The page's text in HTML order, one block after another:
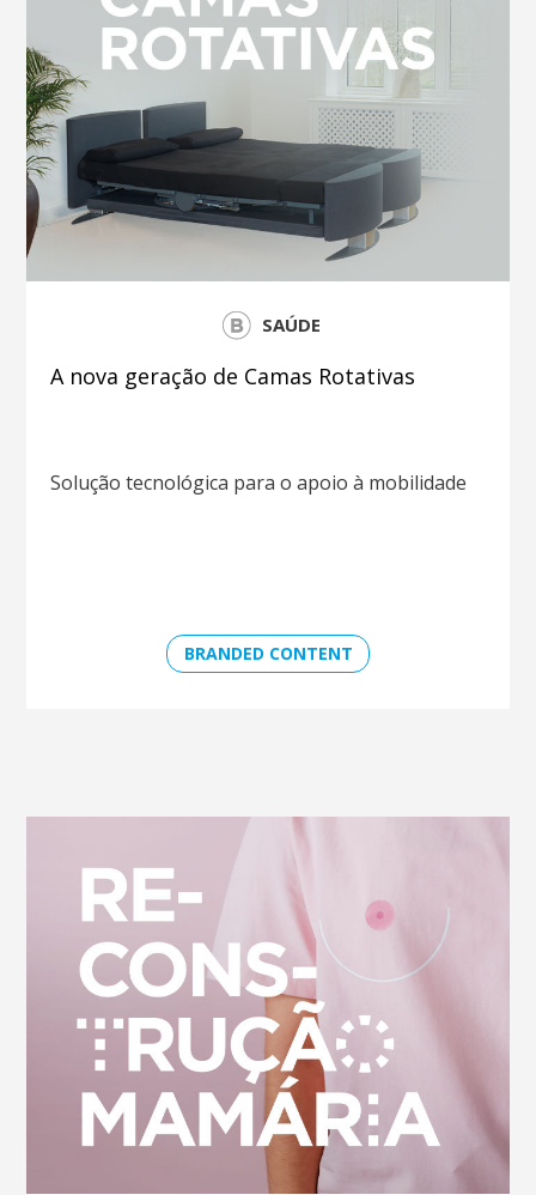
SAÚDE
A nova geração de Camas Rotativas
Solução tecnológica para o apoio à mobilidade
BRANDED CONTENT